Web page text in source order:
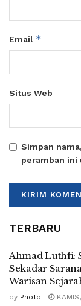
Email *
Situs Web
Simpan
peramban ini
TERBARU
Ahmad Luthfi:
Sekadar
Warisan
by Photo